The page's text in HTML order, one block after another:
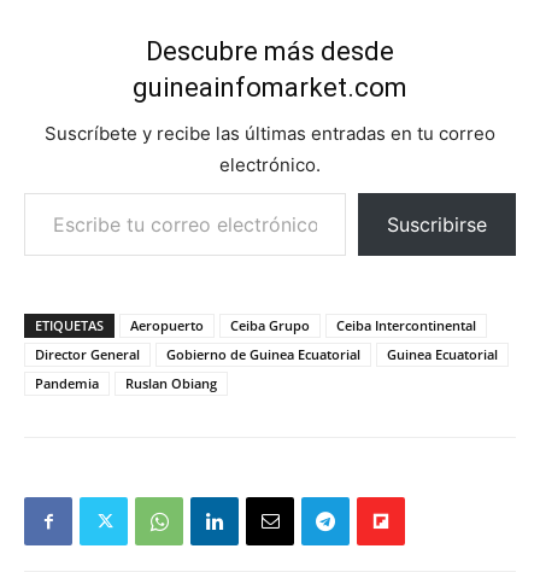
Descubre más desde
guineainfomarket.com
Suscríbete y recibe las últimas entradas en tu correo
electrónico.
Escribe tu correo electrónico…
Suscribirse
ETIQUETAS Aeropuerto Ceiba Grupo
Ceiba Intercontinental
Director General
Gobierno de Guinea Ecuatorial
Guinea Ecuatorial
Pandemia
Ruslan Obiang